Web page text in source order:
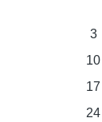
3
10
17
24